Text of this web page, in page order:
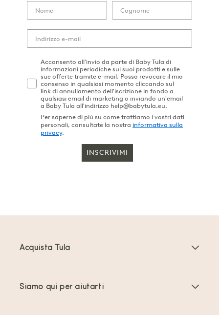
Acconsento all'invio da parte di Baby Tula di
informazioni periodiche sui suoi prodotti e sulle
sue offerte tramite e-mail. Posso revocare il mio
consenso in qualsiasi momento cliccando sul
link di annullamento dell'iscrizione in fondo a
qualsiasi email di marketing o inviando un'email
a Baby Tula all'indirizzo help@babytula.eu.
Per saperne di più su come trattiamo i vostri dati
personali, consultate la nostra informativa sulla
privacy.
INSCRIVIMI
Acquista Tula
Siamo qui per aiutarti